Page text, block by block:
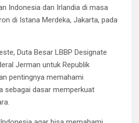
Indonesia dan Irlandia di masa
di Istana Merdeka, Jakarta, pada
Duta Besar LBBP Designate
Jerman untuk Republik
pentingnya memahami
sebagai dasar memperkuat